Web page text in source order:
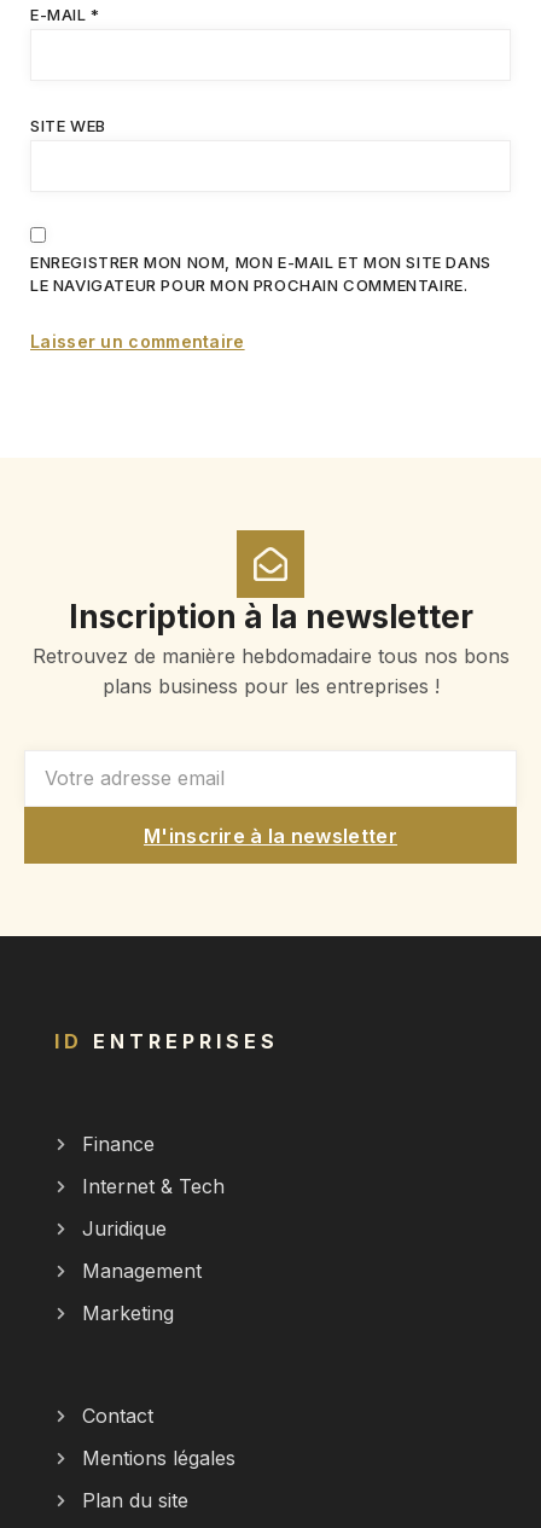
E-MAIL*
SITE WEB
ENREGISTRER MON NOM, MON E-MAIL ET MON SITE DANS
LE NAVIGATEUR POUR MON PROCHAIN COMMENTAIRE.
Inscription à la newsletter
Retrouvez de manière hebdomadaire tous nos bons
plans business pour les entreprises !
M'inscrire à la newsletter
ID ENTREPRISES
Finance
Internet & Tech
Juridique
Management
Marketing
Contact
Mentions légales
Plan du site